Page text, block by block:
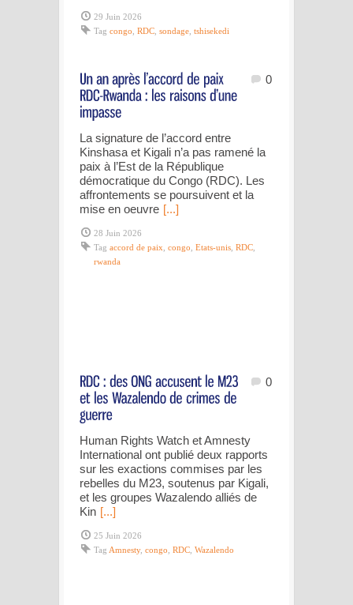
29 Juin 2026
Tag congo RDC sondage tshisekedi
0
La signature de l’accord entre
Kinshasa et Kigali n’a pas ramené la
paix à l’Est de la République
démocratique du Congo (RDC). Les
affrontements se poursuivent et la
mise en oeuvre [...]
28 Juin 2026
Tag accord de paix, congo, Etats-unis, RDC,
rwanda
0
Human Rights Watch et Amnesty
International ont publié deux rapports
sur les exactions commises par les
rebelles du M23, soutenus par Kigali,
et les groupes Wazalendo alliés de
Kin [...]
25 Juin 2026
Tag Amnesty, congo, RDC, Wazalendo